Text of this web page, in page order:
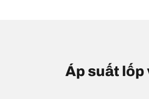
Áp suất lốp